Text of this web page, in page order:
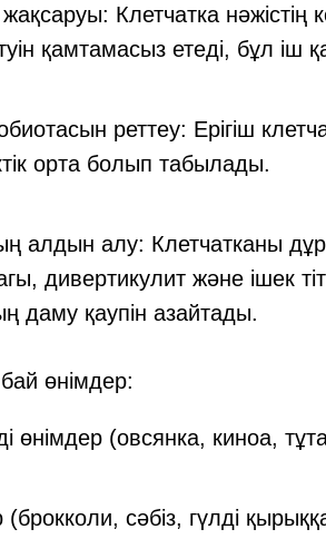
Клетчатка
қамтамасыз етеді, бұл іш
реттеу: Ерігіш
орта болып табылады.
алдын алу: Клетчатканы
дивертикулит және ішек
даму қаупін азайтады.
өнімдер:
өнімдер (овсянка, киноа,
(брокколи, сәбіз, гүлді